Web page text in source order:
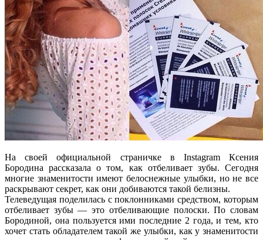
На своей официальной страничке в Instagram Ксения
Бородина рассказала о том, как отбеливает зубы. Сегодня
многие знаменитости имеют белоснежные улыбки, но не все
раскрывают секрет, как они добиваются такой белизны.
Телеведущая поделилась с поклонниками средством, которым
отбеливает зубы — это отбеливающие полоски. По словам
Бородиной, она пользуется ими последние 2 года, и тем, кто
хочет стать обладателем такой же улыбки, как у знаменитости